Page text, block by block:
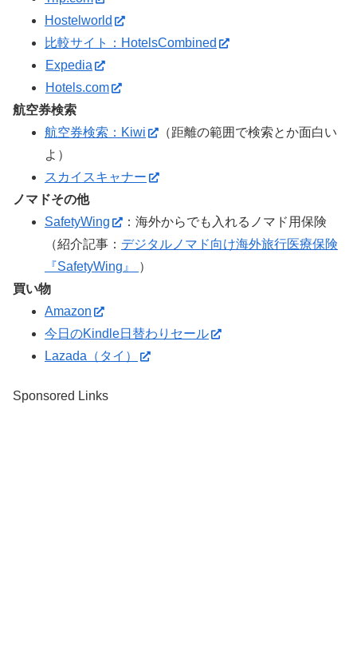
Hostelworld
比較サイト：HotelsCombined
Expedia
Hotels.com
航空券検索
航空券検索：Kiwi
（距離の範囲で検索とか面白い
よ）
スカイスキャナー
ノマドその他
SafetyWing
：海外からでも入れるノマド用保険
（紹介記事： デジタルノマド向け海外旅行医療保険
『SafetyWing』
）
買い物
Amazon
今日のKindle日替わりセール
Lazada（タイ）
Sponsored Links